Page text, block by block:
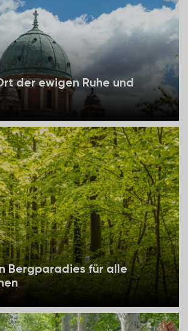
der ewigen Ruhe und
Bergparadies für alle